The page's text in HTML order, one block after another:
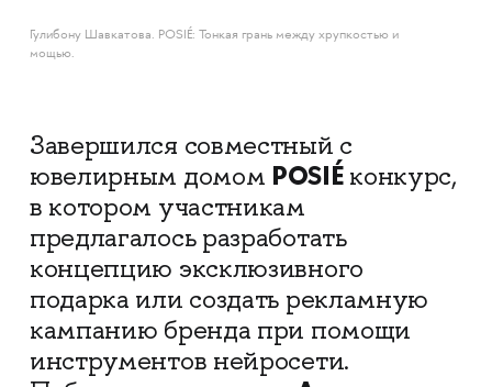
Гулибону Шавкатова. POSIÉ: Тонкая грань между хрупкостью и
мощью.
Завершился совместный с
ювелирным домом POSIÉ конкурс,
в котором участникам
предлагалось разработать
концепцию эксклюзивного
подарка или создать рекламную
кампанию бренда при помощи
инструментов нейросети.